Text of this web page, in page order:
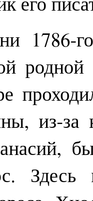
1786-
из-за
Здесь